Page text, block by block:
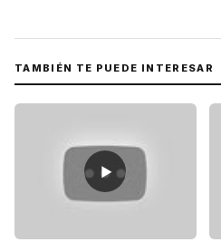
TAMBIÉN TE PUEDE INTERESAR
▶